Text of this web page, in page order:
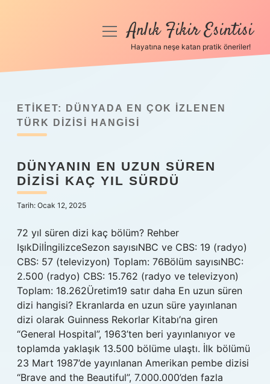
Anasayfa
Yasal Uyarı
menüyüAnlık Fikir Esintisi
Hayatına neşe katan pratik öneriler!
ETIKET:
DÜNYADA EN ÇOK IZLENEN
TÜRK DIZISI HANGISI
DÜNYANIN EN UZUN SÜREN
DIZISI KAÇ YIL SÜRDÜ
Tarih: Ocak 12, 2025
72 yıl süren dizi kaç bölüm? Rehber
IşıkDilİngilizceSezon sayısıNBC ve CBS: 19 (radyo)
CBS: 57 (televizyon) Toplam: 76Bölüm sayısıNBC:
2.500 (radyo) CBS: 15.762 (radyo ve televizyon)
Toplam: 18.262Üretim19 satır daha En uzun süren
dizi hangisi? Ekranlarda en uzun süre yayınlanan
dizi olarak Guinness Rekorlar Kitabı’na giren
“General Hospital”, 1963’ten beri yayınlanıyor ve
toplamda yaklaşık 13.500 bölüme ulaştı. İlk bölümü
23 Mart 1987’de yayınlanan Amerikan pembe dizisi
“Brave and the Beautiful”, 7.000.000’den fazla